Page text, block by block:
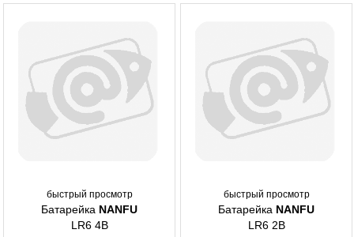
быстрый просмотр
Батарейка NANFU
LR6 4B
быстрый просмотр
Батарейка NANFU
LR6 2B